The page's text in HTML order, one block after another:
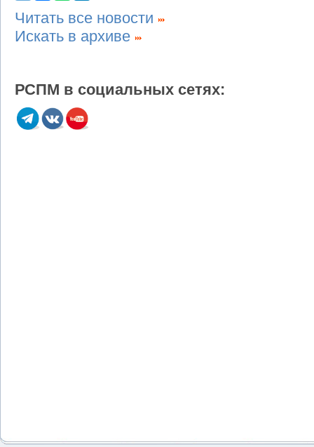
Читать все новости
Искать в архиве
РСПМ в социальных сетях: